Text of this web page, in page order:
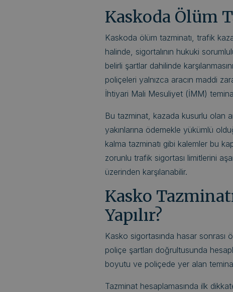
Kaskoda Ölüm
Kaskoda ölüm tazminatı, trafik
halinde, sigortalının hukuki
belirli şartlar dahilinde
poliçeleri yalnızca aracın maddi
İhtiyari Mali Mesuliyet (İMM)
Bu tazminat, kazada kusurlu olan
yakınlarına ödemekle yükümlü
kalma tazminatı gibi kalemler bu
zorunlu trafik sigortası limitlerini
üzerinden karşılanabilir.
Kasko
Yapılır?
Kasko sigortasında hasar sonrası
poliçe şartları doğrultusunda
boyutu ve poliçede yer alan
Tazminat hesaplamasında ilk